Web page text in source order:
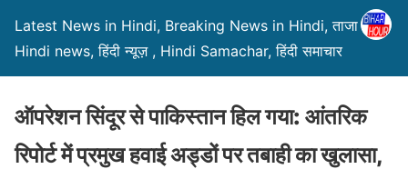
Latest News in Hindi, Breaking News in Hindi, ताजा ख़बरें,
Hindi news, हिंदी न्यूज़ , Hindi Samachar, हिंदी समाचार
ऑपरेशन सिंदूर से पाकिस्तान हिल गया: आंतरिक
रिपोर्ट में प्रमुख हवाई अड्डों पर तबाही का खुलासा,